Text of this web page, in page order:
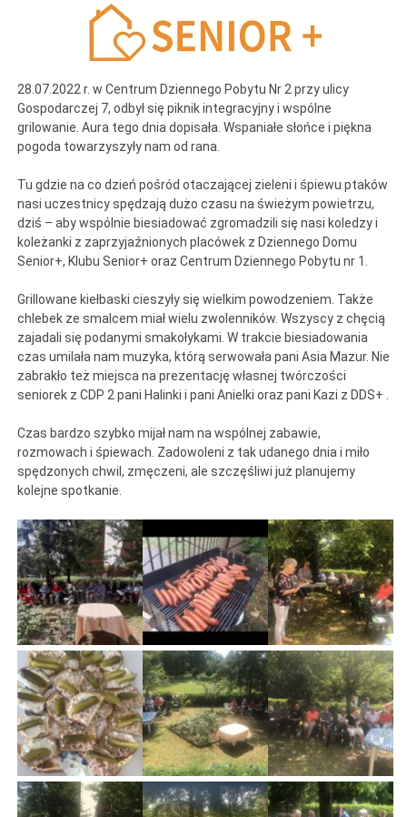
28.07.2022 r. w Centrum Dziennego Pobytu Nr 2 przy ulicy
Gospodarczej 7, odbył się piknik integracyjny i wspólne
grilowanie. Aura tego dnia dopisała. Wspaniałe słońce i piękna
pogoda towarzyszyły nam od rana.
Tu gdzie na co dzień pośród otaczającej zieleni i śpiewu ptaków
nasi uczestnicy spędzają dużo czasu na świeżym powietrzu,
dziś – aby wspólnie biesiadować zgromadzili się nasi koledzy i
koleżanki z zaprzyjaźnionych placówek z Dziennego Domu
Senior+, Klubu Senior+ oraz Centrum Dziennego Pobytu nr 1.
Grillowane kiełbaski cieszyły się wielkim powodzeniem. Także
chlebek ze smalcem miał wielu zwolenników. Wszyscy z chęcią
zajadali się podanymi smakołykami. W trakcie biesiadowania
czas umilała nam muzyka, którą serwowała pani Asia Mazur. Nie
zabrakło też miejsca na prezentację własnej twórczości
seniorek z CDP 2 pani Halinki i pani Anielki oraz pani Kazi z DDS+ .
Czas bardzo szybko mijał nam na wspólnej zabawie,
rozmowach i śpiewach. Zadowoleni z tak udanego dnia i miło
spędzonych chwil, zmęczeni, ale szczęśliwi już planujemy
kolejne spotkanie.